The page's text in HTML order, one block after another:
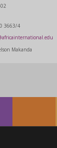
3663/4
Makanda